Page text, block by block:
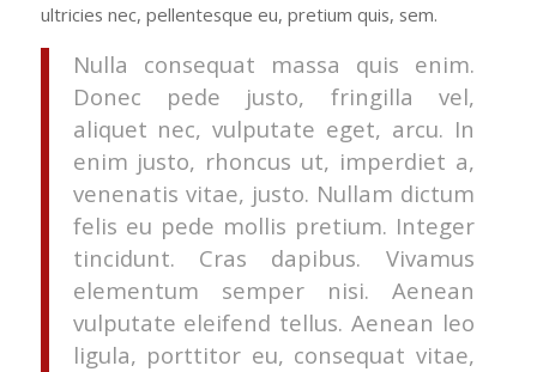
ultricies nec, pellentesque eu, pretium quis, sem.
Nulla consequat massa quis enim.
Donec pede justo, fringilla vel,
aliquet nec, vulputate eget, arcu. In
enim justo, rhoncus ut, imperdiet a,
venenatis vitae, justo. Nullam dictum
felis eu pede mollis pretium. Integer
tincidunt. Cras dapibus. Vivamus
elementum semper nisi. Aenean
vulputate eleifend tellus. Aenean leo
ligula, porttitor eu, consequat vitae,